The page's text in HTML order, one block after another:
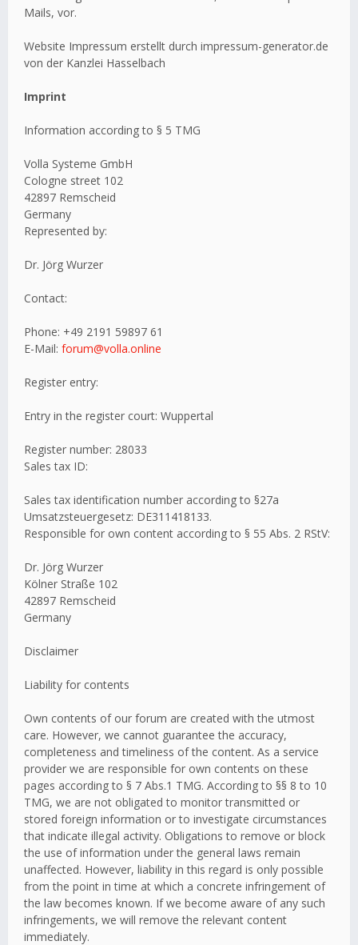
Mails, vor.
Website Impressum erstellt durch impressum-generator.de
von der Kanzlei Hasselbach
Imprint
Information according to § 5 TMG
Volla Systeme GmbH
Cologne street 102
42897 Remscheid
Germany
Represented by:
Dr. Jörg Wurzer
Contact:
Phone: +49 2191 59897 61
E-Mail: forum@volla.online
Register entry:
Entry in the register court: Wuppertal
Register number: 28033
Sales tax ID:
Sales tax identification number according to §27a
Umsatzsteuergesetz: DE311418133.
Responsible for own content according to § 55 Abs. 2 RStV:
Dr. Jörg Wurzer
Kölner Straße 102
42897 Remscheid
Germany
Disclaimer
Liability for contents
Own contents of our forum are created with the utmost
care. However, we cannot guarantee the accuracy,
completeness and timeliness of the content. As a service
provider we are responsible for own contents on these
pages according to § 7 Abs.1 TMG. According to §§ 8 to 10
TMG, we are not obligated to monitor transmitted or
stored foreign information or to investigate circumstances
that indicate illegal activity. Obligations to remove or block
the use of information under the general laws remain
unaffected. However, liability in this regard is only possible
from the point in time at which a concrete infringement of
the law becomes known. If we become aware of any such
infringements, we will remove the relevant content
immediately.